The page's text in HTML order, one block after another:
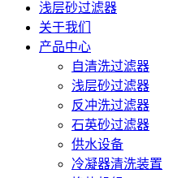
浅层砂过滤器
关于我们
产品中心
自清洗过滤器
浅层砂过滤器
反冲洗过滤器
石英砂过滤器
供水设备
冷凝器清洗装置